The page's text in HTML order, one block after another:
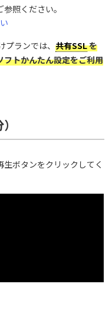
照ください。
プランでは、共有SSLを
トかんたん設定をご利用
ボタンをクリックしてく